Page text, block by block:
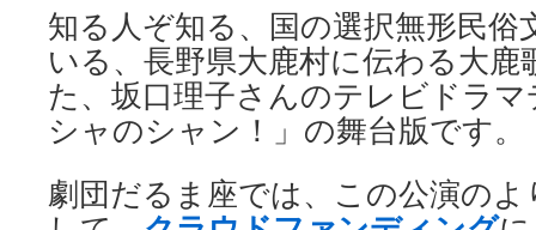
知る人ぞ知る、国の選択無形民俗
いる、長野県大鹿村に伝わる大鹿
た、坂口理子さんのテレビドラ
シャのシャン！」の舞台版です。
劇団だるま座では、この公演の